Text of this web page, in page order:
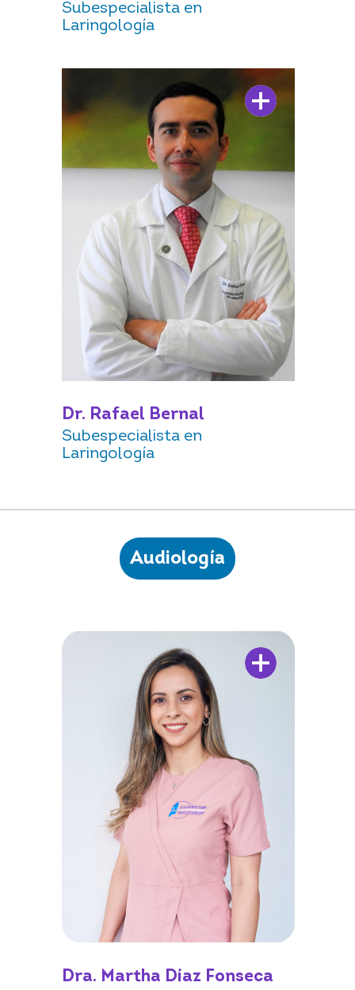
Subespecialista en
Laringología
Dr. Rafael Bernal
Subespecialista en
Laringología
Audiología
Dra. Martha Díaz Fonseca